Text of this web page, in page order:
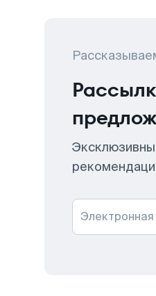
Электронная